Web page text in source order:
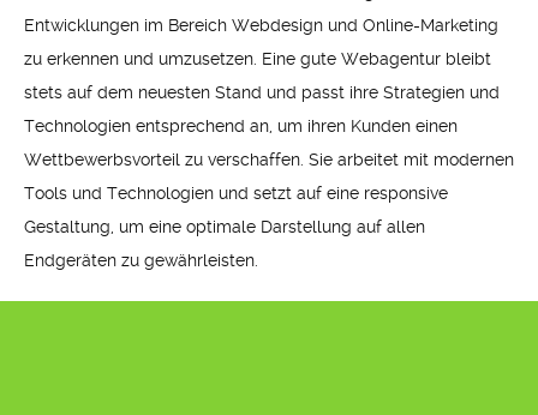
Entwicklungen im Bereich Webdesign und Online-Marketing
zu erkennen und umzusetzen. Eine gute Webagentur bleibt
stets auf dem neuesten Stand und passt ihre Strategien und
Technologien entsprechend an, um ihren Kunden einen
Wettbewerbsvorteil zu verschaffen. Sie arbeitet mit modernen
Tools und Technologien und setzt auf eine responsive
Gestaltung, um eine optimale Darstellung auf allen
Endgeräten zu gewährleisten.